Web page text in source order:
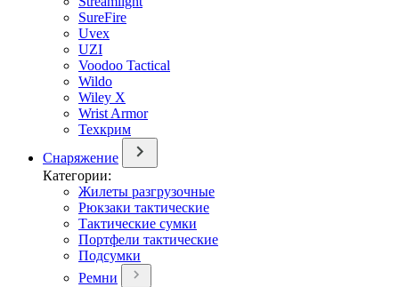
SureFire
Uvex
UZI
Voodoo Tactical
Wildo
Wiley X
Wrist Armor
Техкрим
Снаряжение
Категории:
Жилеты разгрузочные
Рюкзаки тактические
Тактические сумки
Портфели тактические
Подсумки
Ремни